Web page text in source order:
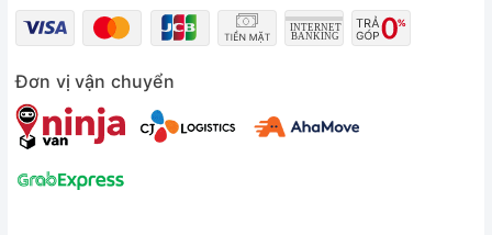
Đơn vị vận chuyển